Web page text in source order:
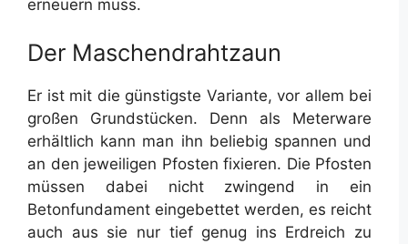
erneuern muss.
Der Maschendrahtzaun
Er ist mit die günstigste Variante, vor allem bei
großen Grundstücken. Denn als Meterware
erhältlich kann man ihn beliebig spannen und
an den jeweiligen Pfosten fixieren. Die Pfosten
müssen dabei nicht zwingend in ein
Betonfundament eingebettet werden, es reicht
auch aus sie nur tief genug ins Erdreich zu